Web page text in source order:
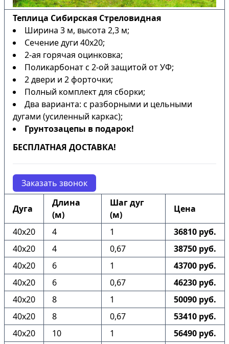
Теплица Сибирская Стреловидная
Ширина 3 м, высота 2,3 м;
Сечение дуги 40х20;
2-ая горячая оцинковка;
Поликарбонат с 2-ой защитой от УФ;
2 двери и 2 форточки;
Полный комплект для сборки;
Два варианта: с разборными и цельными
дугами (усиленный каркас);
Грунтозацепы в подарок!
БЕСПЛАТНАЯ ДОСТАВКА!
Заказать звонок
Дуга
Длина
(м)
Шаг дуг
(м)
Цена
40х20 4 1
36810 руб.
40х20
4 0,67
38750 руб.
40х20
6 1
43700 руб.
40х20
6 0,67
46230 руб.
40х20
8 1
50090 руб.
40х20
8 0,67
53410 руб.
40х20
10 1
56490 руб.